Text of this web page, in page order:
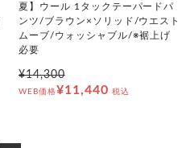
夏】ウール 1タックテーパードパ
ンツ/ブラウン×ソリッド/ウエスト
ムーブ/ウォッシャブル/※裾上げ
必要
¥14,300
WEB価格¥11,440 税込